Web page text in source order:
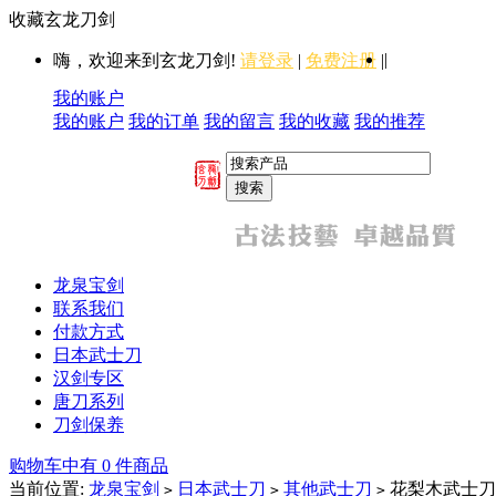
收藏玄龙刀剑
嗨，欢迎来到玄龙刀剑! 请登录 | 免费注册 ||
我的账户
我的账户 我的订单 我的留言 我的收藏 我的推荐
龙泉宝剑
联系我们
付款方式
日本武士刀
汉剑专区
唐刀系列
刀剑保养
购物车中有 0 件商品
当前位置: 龙泉宝剑 > 日本武士刀 > 其他武士刀 > 花梨木武士